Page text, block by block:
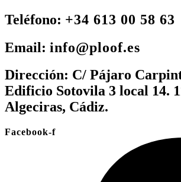
Teléfono: +34 613 00 58 63
Email: info@ploof.es
Dirección: C/ Pájaro
Edificio Sotovila 3 local 14.
Algeciras, Cádiz.
Facebook-f